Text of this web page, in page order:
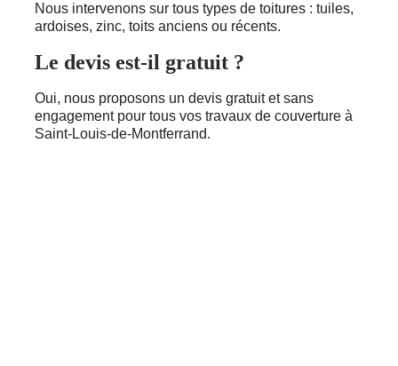
Nous intervenons sur tous types de toitures : tuiles,
ardoises, zinc, toits anciens ou récents.
Le devis est-il gratuit ?
Oui, nous proposons un devis gratuit et sans
engagement pour tous vos travaux de couverture à
Saint-Louis-de-Montferrand.